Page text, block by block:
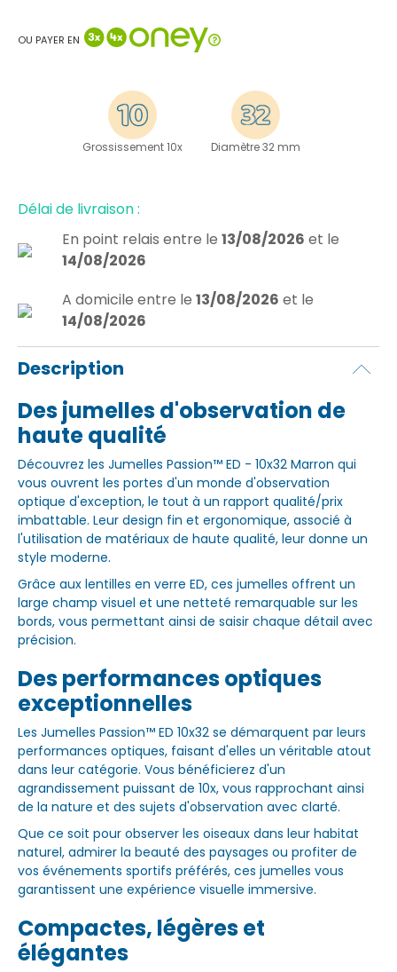
OU PAYER EN
Grossissement 10x Diamètre 32 mm
Délai de livraison :
En point relais entre le 13/08/2026 et le
14/08/2026
A domicile entre le 13/08/2026 et le
14/08/2026
Description
Des jumelles d'observation de
haute qualité
Découvrez les Jumelles Passion™ ED - 10x32 Marron qui
vous ouvrent les portes d'un monde d'observation
optique d'exception, le tout à un rapport qualité/prix
imbattable. Leur design fin et ergonomique, associé à
l'utilisation de matériaux de haute qualité, leur donne un
style moderne.
Grâce aux lentilles en verre ED, ces jumelles offrent un
large champ visuel et une netteté remarquable sur les
bords, vous permettant ainsi de saisir chaque détail avec
précision.
Des performances optiques
exceptionnelles
Les Jumelles Passion™ ED 10x32 se démarquent par leurs
performances optiques, faisant d'elles un véritable atout
dans leur catégorie. Vous bénéficierez d'un
agrandissement puissant de 10x, vous rapprochant ainsi
de la nature et des sujets d'observation avec clarté.
Que ce soit pour observer les oiseaux dans leur habitat
naturel, admirer la beauté des paysages ou profiter de
vos événements sportifs préférés, ces jumelles vous
garantissent une expérience visuelle immersive.
Compactes, légères et
élégantes